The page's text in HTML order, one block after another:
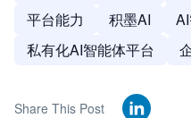
平台能力
积墨AI
私有化AI智能体平台
Share This Post